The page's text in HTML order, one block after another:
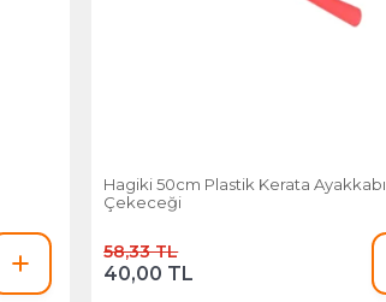
Hagiki 50cm Plastik Kerata Ayakkabı
Çekeceği
58,33 TL
40,00 TL